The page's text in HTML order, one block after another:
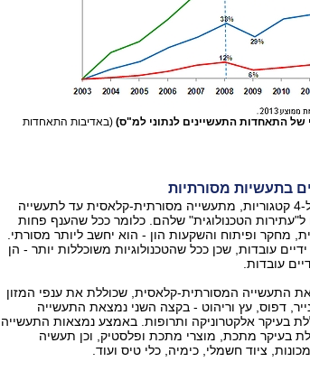
של התאחדות התעשיינים לנתוני למ"ס) (באדיבות התאחדות
בתעשיות מסורתיות
ענפי התעשייה מחולקים ל-4 קטגוריות, מתעשייה מסורתית-קלאסית עד לתעשייה
הטכנולוגית" שלהם. כלומר ככל שהענף פחות
מחקר ופיתוח והשקעות הון - הוא יחשב ליותר מסורתי.
עובדות, שכן ככל שהטכנולוגיות משוכללות יותר - הן
עובדות.
התעשייה המסורתית-קלאסית, שכוללת את ענפי המזון
דפוס, עץ וריהוט - בקצה השני נמצאת התעשייה
בעיקר אלקטרוניקה ותרופות. באמצע נמצאות התעשייה
בעיקר מתכת, מוצרי מתכת ופלסטיק, וכן תעשיה
ציוד חשמלי, כימיה, כלי טיס ועוד.